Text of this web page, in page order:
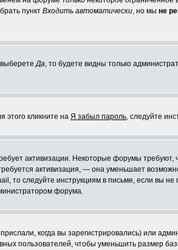
пункт Входить автоматически, но мы не
Да, то будете видны только
этого кликните на Я забыл пароль, следуйте
активизации. Некоторые форумы
активизация, — она уменьшает
то следуйте инструкциям в письме, если вы
форума.
когда вы зарегистрировались) или
пользователей, чтобы уменьшить размер